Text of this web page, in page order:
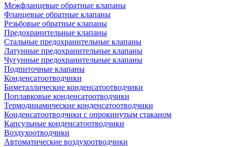
Межфланцевые обратные клапаны
Фланцевые обратные клапаны
Резьбовые обратные клапаны
Предохранительные клапаны
Стальные предохранительные клапаны
Латунные предохранительные клапаны
Чугунные предохранительные клапаны
Подпиточные клапаны
Конденсатоотводчики
Биметаллические конденсатоотводчики
Поплавковые конденсатоотводчики
Термодинамические конденсатоотводчики
Конденсатоотводчики с опрокинутым стаканом
Капсульные конденсатоотводчики
Воздухоотводчики
Автоматические воздухоотводчики